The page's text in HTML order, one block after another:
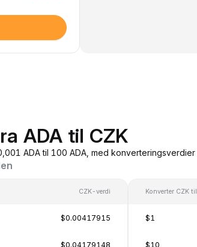
ADA til CZK
ADA til 100 ADA, med
CZK-verdi
$0.00417915
$0.04179148
Konverter CZK
$1
$10